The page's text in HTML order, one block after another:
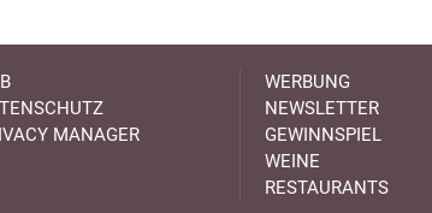
MANAGER
WERBUNG
NEWSLETTER
GEWINNSPIEL
WEINE
RESTAURANTS